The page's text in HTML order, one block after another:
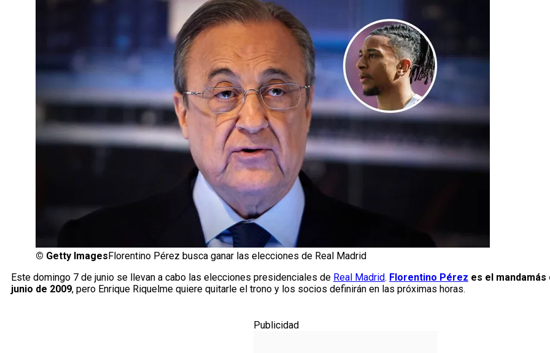
© Getty Images Florentino Pérez busca ganar las elecciones de Real Madrid
Este domingo 7 de junio se llevan a cabo las elecciones presidenciales de Real Madrid. Florentino Pérez es el
junio de 2009, pero Enrique Riquelme quiere quitarle el trono y los socios definirán en las próximas horas.
Publicidad